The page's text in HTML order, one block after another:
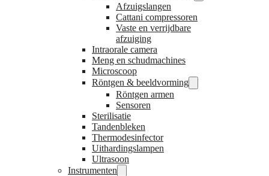
Afzuigslangen
Cattani compressoren
Vaste en verrijdbare
afzuiging
Intraorale camera
Meng en schudmachines
Microscoop
Röntgen & beeldvorming
Röntgen armen
Sensoren
Sterilisatie
Tandenbleken
Thermodesinfector
Uithardingslampen
Ultrasoon
Instrumenten